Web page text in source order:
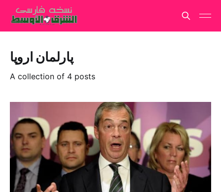
پارلمان اروپا
A collection of 4 posts